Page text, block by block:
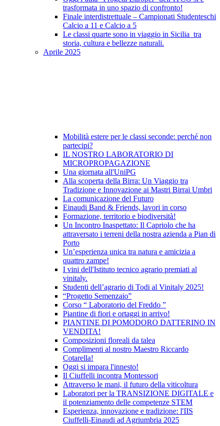
trasformata in uno spazio di confronto!
Finale interdistrettuale – Campionati Studenteschi
Calcio a 11 e Calcio a 5
Le classi quarte sono in viaggio in Sicilia tra
storia, cultura e bellezze naturali.
Aprile 2025
Mobilità estere per le classi seconde: perché non
partecipi?
IL NOSTRO LABORATORIO DI
MICROPROPAGAZIONE
Una giornata all'UniPG
Alla scoperta della Birra: Un Viaggio tra
Tradizione e Innovazione ai Mastri Birrai Umbri
La comunicazione del Futuro
Einaudi Band & Friends, lavori in corso
Formazione, territorio e biodiversità!
Un Incontro Inaspettato: Il Capriolo che ha
attraversato i terreni della nostra azienda a Pian di
Porto
Un’esperienza unica tra natura e amicizia a
quattro zampe!
I vini dell'Istituto tecnico agrario premiati al
vinitaly.
Studenti dell’agrario di Todi al Vinitaly 2025!
“Progetto Semenzaio”
Corso “ Laboratorio del Freddo ”
Piantine di fiori e ortaggi in arrivo!
PIANTINE DI POMODORO DATTERINO IN
VENDITA!
Composizioni floreali da talea
Complimenti al nostro Maestro Riccardo
Cotarella!
Oggi si impara l'innesto!
Il Ciuffelli incontra Montessori
Attraverso le mani, il futuro della viticoltura
Laboratori per la TRANSIZIONE DIGITALE e
il potenziamento delle competenze STEM
Esperienza, innovazione e tradizione: l'IIS
Ciuffelli-Einaudi ad Agriumbria 2025